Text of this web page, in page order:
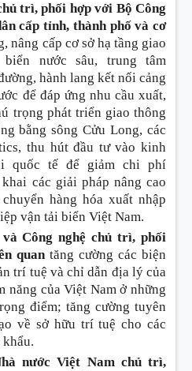
trì, phối hợp với Bộ Công
cấp tỉnh, thành phố và cơ
nâng cấp cơ sở hạ tầng giao
nước sâu, trung tâm
hành lang kết nối cảng
để đáp ứng nhu cầu xuất,
trọng phát triển giao thông
bằng sông Cửu Long, các
thu hút đầu tư vào kinh
quốc tế để giảm chi phí
các giải pháp nâng cao
hàng hóa xuất nhập
vận tải biển Việt Nam.
Công nghệ chủ trì, phối
quantăng cường các biện
trí tuệ và chỉ dẫn địa lý của
năng của Việt Nam ở những
điểm; tăng cường tuyên
về sở hữu trí tuệ cho các
nước Việt Nam chủ trì,